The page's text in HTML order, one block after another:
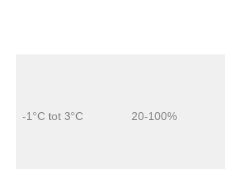
-1°C tot 3°C 20-100%